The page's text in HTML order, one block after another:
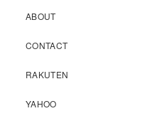
ABOUT
CONTACT
RAKUTEN
YAHOO